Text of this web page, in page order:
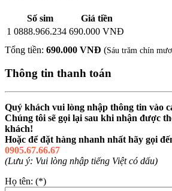
Số sim
Giá tiền
1 0888.966.234 690.000 VNĐ
Tổng tiền: 690.000 VNĐ (Sáu trăm chín
Thông tin thanh toán
Quý khách vui lòng nhập thông tin vào
Chúng tôi sẽ gọi lại sau khi nhận được
khách!
Hoặc để đặt hàng nhanh nhất hãy gọi
0905.67.66.67
(Lưu ý: Vui lòng nhập tiếng Việt có dấu)
Họ tên: (*)